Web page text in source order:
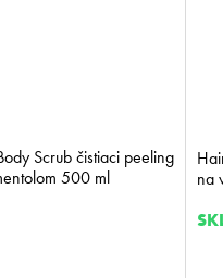
Scrub čistiaci peeling
500 ml
na